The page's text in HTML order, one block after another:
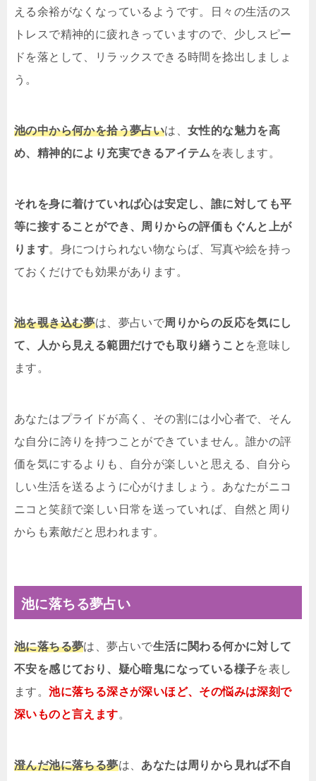
える余裕がなくなっているようです。日々の生活のス
トレスで精神的に疲れきっていますので、少しスピー
ドを落として、リラックスできる時間を捻出しましょ
う。
池の中から何かを拾う夢占いは、女性的な魅力を高
め、精神的により充実できるアイテム を表します。
それを身に着けていれば心は安定し、誰に対しても平
等に接することができ、周りからの評価もぐんと上が
ります。身につけられない物ならば、写真や絵を持っ
ておくだけでも効果があります。
池を覗き込む夢は、夢占いで周りからの反応を気にし
て、人から見える範囲だけでも取り繕うこと を意味し
ます。
あなたはプライドが高く、その割には小心者で、そん
な自分に誇りを持つことができていません。誰かの評
価を気にするよりも、自分が楽しいと思える、自分ら
しい生活を送るように心がけましょう。あなたがニコ
ニコと笑顔で楽しい日常を送っていれば、自然と周り
からも素敵だと思われます。
池に落ちる夢占い
池に落ちる夢は、夢占いで生活に関わる何かに対して
不安を感じており、疑心暗鬼になっている様子を表し
ます。池に落ちる深さが深いほど、その悩みは深刻で
深いものと言えます。
澄んだ池に落ちる夢は、 あなたは周りから見れば不自